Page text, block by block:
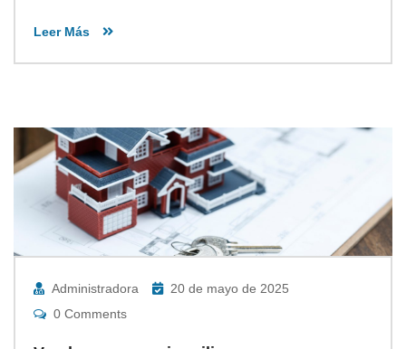
Leer Más
Administradora
20 de mayo de 2025
0 Comments